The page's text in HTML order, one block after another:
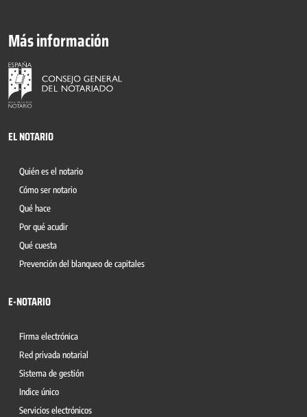
Más información
EL NOTARIO
Quién es el notario
Cómo ser notario
Qué hace
Por qué acudir
Qué cuesta
Prevención del blanqueo de capitales
E-NOTARIO
Firma electrónica
Red privada notarial
Sistema de gestión
Indice único
Servicios electrónicos